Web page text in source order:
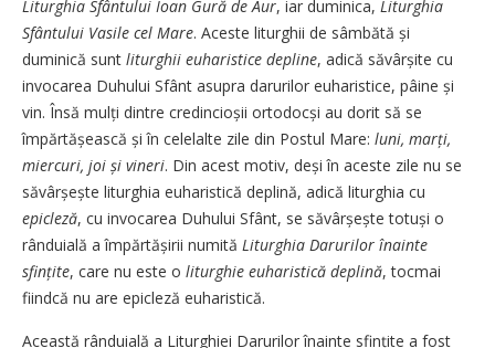
Liturghia Sfântului Ioan Gură de Aur, iar duminica, Liturghia
Sfântului Vasile cel Mare. Aceste liturghii de sâmbătă și
duminică sunt liturghii euharistice depline, adică săvârșite cu
invocarea Duhului Sfânt asupra darurilor euharistice, pâine și
vin. Însă mulți dintre credin­cioșii ortodocși au dorit să se
împărtășească și în celelalte zile din Postul Mare: luni, marți,
miercuri, joi și vineri. Din acest motiv, deși în aceste zile nu se
săvârșește liturghia euharistică deplină, adică liturghia cu
epicleză, cu invocarea Duhului Sfânt, se săvârșește totuși o
rânduială a îm­păr­tășirii numită Liturghia Darurilor înainte
sfințite, care nu este o liturghie euharistică deplină, tocmai
fiindcă nu are epicleză euharistică.
Această rânduială a Liturghiei Darurilor îna­inte sfințite a fost